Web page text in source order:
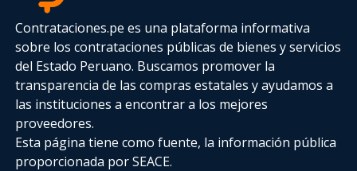
Contrataciones.pe es una plataforma informativa
sobre los contrataciones públicas de bienes y servicios
del Estado Peruano. Buscamos promover la
transparencia de las compras estatalesy ayudamos a
las instituciones a encontrar a los mejores
proveedores.
Esta página tiene como fuente, la información pública
proporcionada por SEACE.